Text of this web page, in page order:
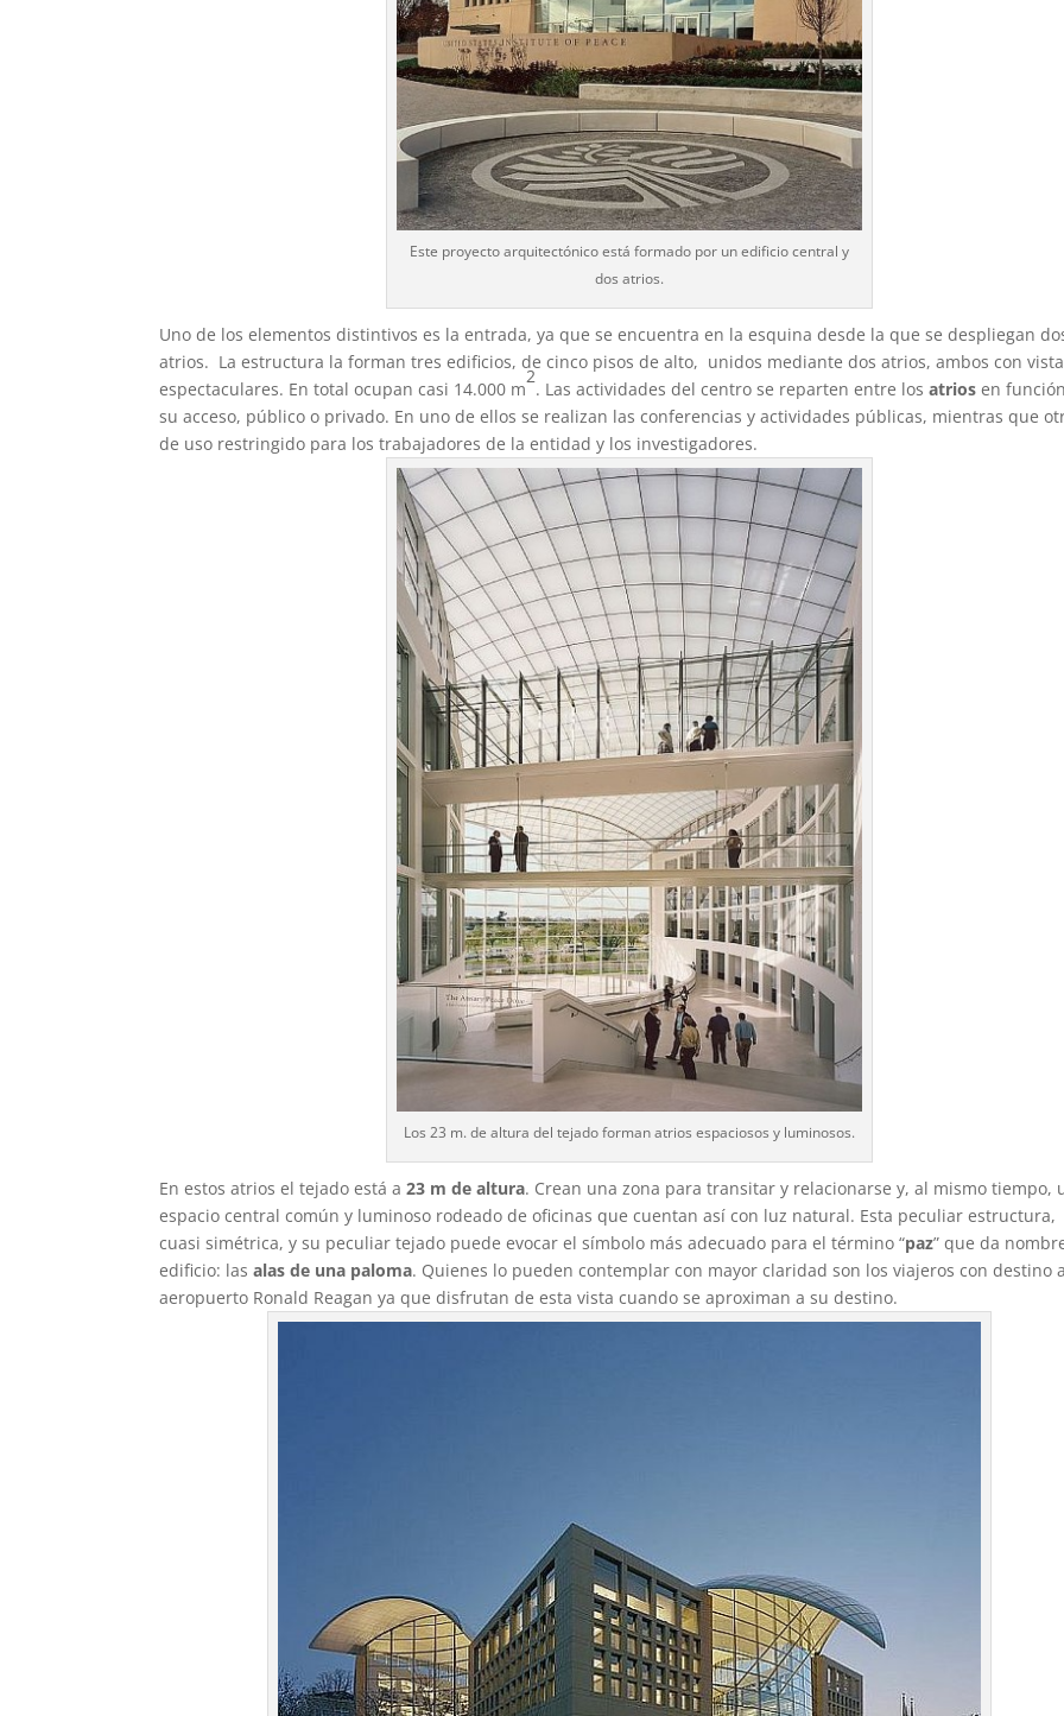
Este proyecto arquitectónico está formado por un edificio central y
dos atrios.
Uno de los elementos distintivos es la entrada, ya que se encuentra en la esquina desde la que se despliegan
atrios. La estructura la forman tres edificios, de cinco pisos de alto, unidos mediante dos atrios, ambos con
espectaculares. En total ocupan casi 14.000 m
2
. Las actividades del centro se reparten entre losatrios en
su acceso, público o privado. En uno de ellos se realizan las conferencias y actividades públicas, mientras que
de uso restringido para los trabajadores de la entidad y los investigadores.
Los 23 m. de altura del tejado forman atrios espaciosos y luminosos.
En estos atrios el tejado está a23 m de altura. Crean una zona para transitar y relacionarse y, al mismo tiempo,
espacio central común y luminoso rodeado de oficinas que cuentan así con luz natural. Esta peculiar estructura,
cuasi simétrica, y su peculiar tejado puede evocar el símbolo más adecuado para el término “paz” que da
edificio: lasalas de una paloma. Quienes lo pueden contemplar con mayor claridad son los viajeros con destino
aeropuerto Ronald Reagan ya que disfrutan de esta vista cuando se aproximan a su destino.